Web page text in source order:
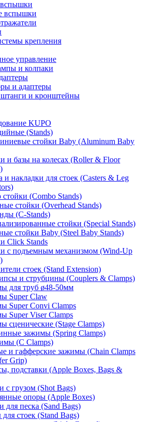
вспышки
крепления
управление
и колпаки
и адаптеры
и кронштейны
KUPO
(Stands)
стойки Baby (Aluminum Baby
и базы на колесах (Roller & Floor
и накладки для стоек (Casters & Leg
(Combo Stands)
стойки (Overhead Stands)
(C-Stands)
стойки (Special Stands)
стойки Baby (Steel Baby Stands)
Click Stands
с подъемным механизмом (Wind-Up
стоек (Stand Extension)
и струбцины (Couplers & Clamps)
для труб ø48-50мм
Super Claw
Super Convi Clamps
Super Viser Clamps
сценические (Stage Clamps)
зажимы (Spring Clamps)
(C Clamps)
и гафферские зажимы (Chain Clamps
Grip)
подставки (Apple Boxes, Bags &
с грузом (Shot Bags)
опоры (Apple Boxes)
песка (Sand Bags)
стоек (Stand Bags)